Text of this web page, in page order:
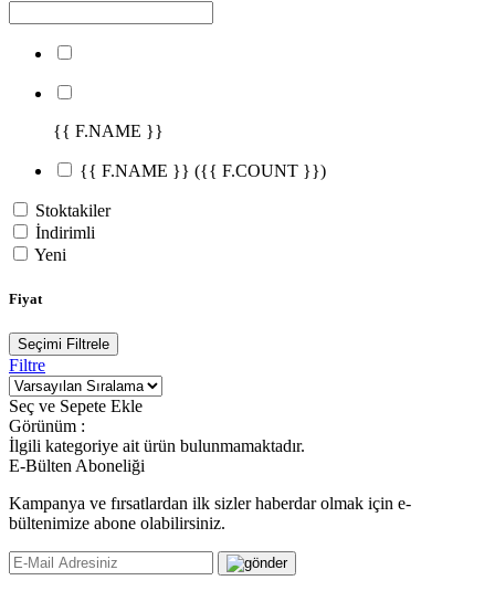
{{ F.NAME }}
{{ F.NAME }} ({{ F.COUNT }})
Stoktakiler
İndirimli
Yeni
Fiyat
Seçimi Filtrele
Filtre
Seç ve Sepete Ekle
Görünüm :
İlgili kategoriye ait ürün bulunmamaktadır.
E-Bülten Aboneliği
Kampanya ve fırsatlardan ilk sizler haberdar olmak için e-
bültenimize abone olabilirsiniz.